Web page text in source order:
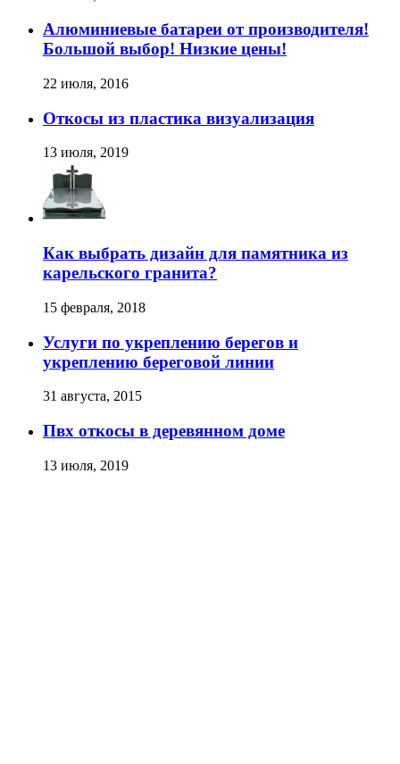
Алюминиевые батареи от производителя!
Большой выбор! Низкие цены!
22 июля, 2016
Откосы из пластика визуализация
13 июля, 2019
Как выбрать дизайн для памятника из
карельского гранита?
15 февраля, 2018
Услуги по укреплению берегов и
укреплению береговой линии
31 августа, 2015
Пвх откосы в деревянном доме
13 июля, 2019